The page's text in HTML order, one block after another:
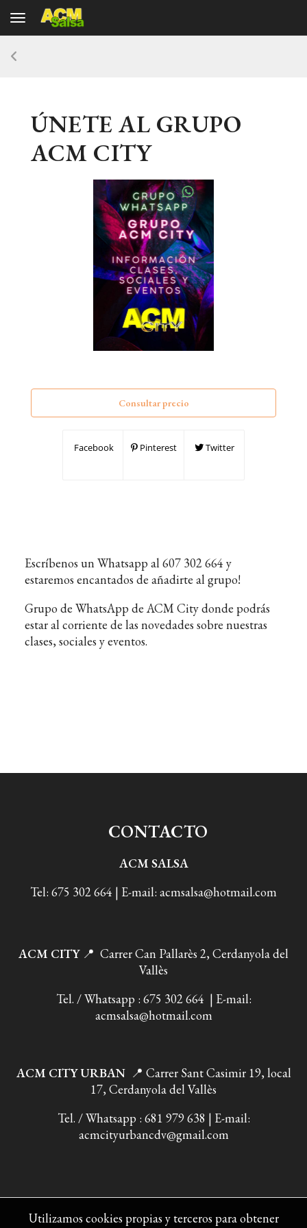
Toggle navigation
ÚNETE AL GRUPO
ACM CITY
Consultar precio
Facebook Pinterest Twitter
Escríbenos un Whatsapp al 607 302 664 y
estaremos encantados de añadirte al grupo!
Grupo de WhatsApp de ACM City donde podrás
estar al corriente de las novedades sobre nuestras
clases, sociales y eventos.
CONTACTO
ACM SALSA
Tel: 675 302 664 | E-mail: acmsalsa@hotmail.com
ACM CITY 📍 Carrer Can Pallarès 2, Cerdanyola del
Vallès
Tel. / Whatsapp : 675 302 664 | E-mail:
acmsalsa@hotmail.com
ACM CITY URBAN 📍 Carrer Sant Casimir 19, local
17, Cerdanyola del Vallès
Tel. / Whatsapp : 681 979 638 | E-mail:
acmcityurbancdv@gmail.com
Utilizamos cookies propias y terceros para obtener